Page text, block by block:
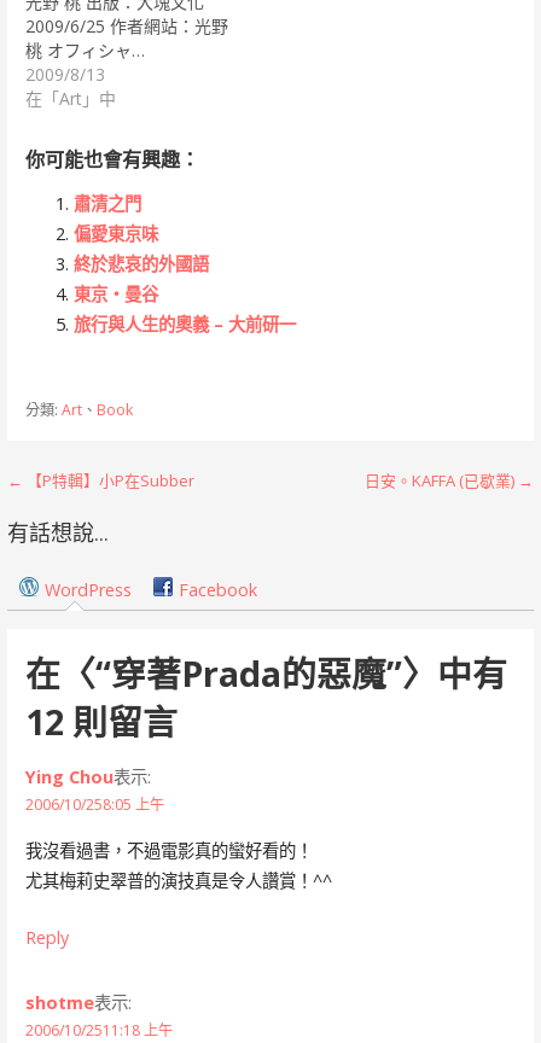
2009/6/25 作者網站：光野
桃 オフィシャ…
2009/8/13
在「Art」中
你可能也會有興趣：
肅清之門
偏愛東京味
終於悲哀的外國語
東京‧曼谷
旅行與人生的奧義 – 大前研一
分類: Art、 Book
文
章
導
覽
← 【P特輯】小P在Subber 日安。KAFFA (已歇業) →
有話想說...
WordPress Facebook
在〈“穿著Prada的惡魔”〉中有
12 則留言
Ying Chou表示:
2006/10/258:05 上午
我沒看過書，不過電影真的蠻好看的！
尤其梅莉史翠普的演技真是令人讚賞！^^
Reply
shotme表示:
2006/10/2511:18 上午